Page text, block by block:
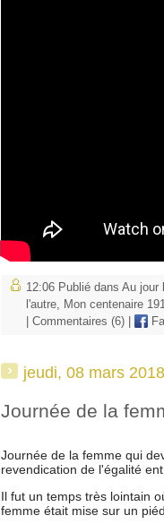
12:06 Publié dans Au jour
l'autre
Mon centenaire
Commentaires (6)
jeudi, 08 mars 2018
Journée de la
Journée de la femme qui
revendication de l'égalité
Il fut un temps très lointain
femme était mise sur un